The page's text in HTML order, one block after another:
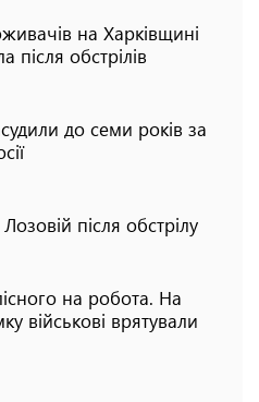
на Харківщині
після обстрілів
до семи років за
після обстрілу
на робота. На
військові врятували